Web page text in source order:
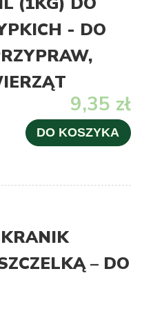
- DO
9,35 zł
DO KOSZYKA
– DO